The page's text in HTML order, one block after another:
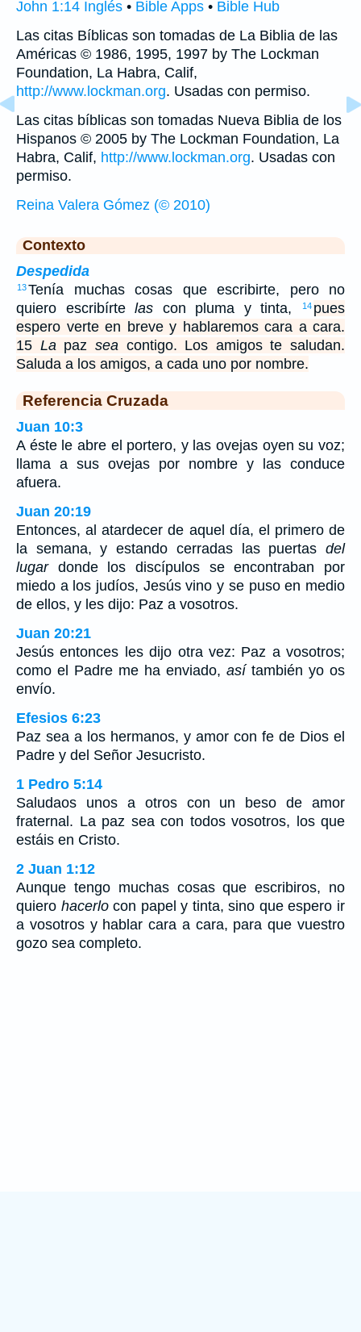
John 1:14 Inglés • Bible Apps • Bible Hub
Las citas Bíblicas son tomadas de La Biblia de las
Américas © 1986, 1995, 1997 by The Lockman
Foundation, La Habra, Calif,
http://www.lockman.org. Usadas con permiso.
Las citas bíblicas son tomadas Nueva Biblia de los
Hispanos © 2005 by The Lockman Foundation, La
Habra, Calif, http://www.lockman.org. Usadas con
permiso.
Reina Valera Gómez (© 2010)
Contexto
Despedida
13Tenía muchas cosas que escribirte, pero no
quiero escribírtelas con pluma y tinta, 14 pues
espero verte en breve y hablaremos cara a cara.
15 Lapaz seacontigo. Los amigos te saludan.
Saluda a los amigos, a cada uno por nombre.
Referencia Cruzada
Juan 10:3
A éste le abre el portero, y las ovejas oyen su voz;
llama a sus ovejas por nombre y las conduce
afuera.
Juan 20:19
Entonces, al atardecer de aquel día, el primero de
la semana, y estando cerradas las puertas del
lugardonde los discípulos se encontraban por
miedo a los judíos, Jesús vino y se puso en medio
de ellos, y les dijo: Paz a vosotros.
Juan 20:21
Jesús entonces les dijo otra vez: Paz a vosotros;
como el Padre me ha enviado, asítambién yo os
envío.
Efesios 6:23
Paz sea a los hermanos, y amor con fe de Dios el
Padre y del Señor Jesucristo.
1 Pedro 5:14
Saludaos unos a otros con un beso de amor
fraternal. La paz sea con todos vosotros, los que
estáis en Cristo.
2 Juan 1:12
Aunque tengo muchas cosas que escribiros, no
quiero hacerlocon papel y tinta, sino que espero ir
a vosotros y hablar cara a cara, para que vuestro
gozo sea completo.